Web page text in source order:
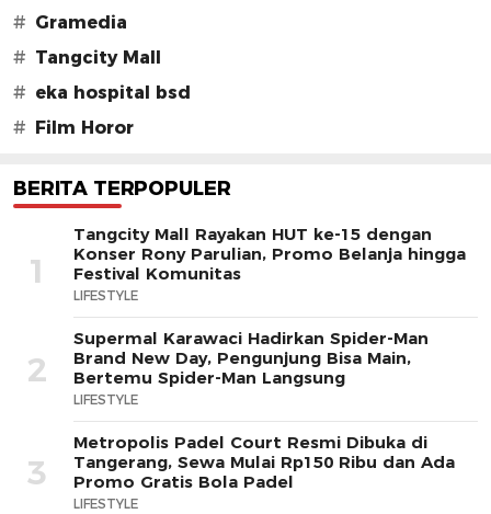
# Gramedia
# Tangcity Mall
# eka hospital bsd
#
Film Horor
BERITA TERPOPULER
1
Tangcity Mall Rayakan HUT ke-15 dengan
Konser Rony Parulian, Promo Belanja hingga
Festival Komunitas
LIFESTYLE
2
Supermal Karawaci Hadirkan Spider-Man
Brand New Day, Pengunjung Bisa Main,
Bertemu Spider-Man Langsung
LIFESTYLE
3
Metropolis Padel Court Resmi Dibuka di
Tangerang, Sewa Mulai Rp150 Ribu dan Ada
Promo Gratis Bola Padel
LIFESTYLE